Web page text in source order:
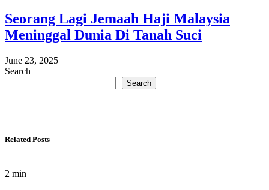
Seorang Lagi Jemaah Haji Malaysia
Meninggal Dunia Di Tanah Suci
June 23, 2025
Search
Search
Related Posts
2 min